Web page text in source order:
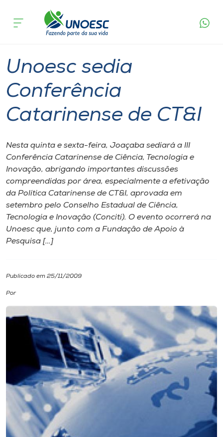
Cursos
Pesquisa
Atendimento ao Estudante
Portal de Ensino
A
Unoesc
Internacionalização
I.nova
Diplomados
Cultura
Biblioteca
Editora
Rádio
acontece
Unoesc sedia
Conferência
Catarinense de CT&I
Nesta quinta e sexta-feira, Joaçaba sediará a III
Conferência Catarinense de Ciência, Tecnologia e
Inovação, abrigando importantes discussões
compreendidas por área, especialmente a efetivação
da Política Catarinense de CT&I, aprovada em
setembro pelo Conselho Estadual de Ciência,
Tecnologia e Inovação (Conciti). O evento ocorrerá na
Unoesc que, junto com a Fundação de Apoio à
Pesquisa […]
Publicado em 25/11/2009
Por